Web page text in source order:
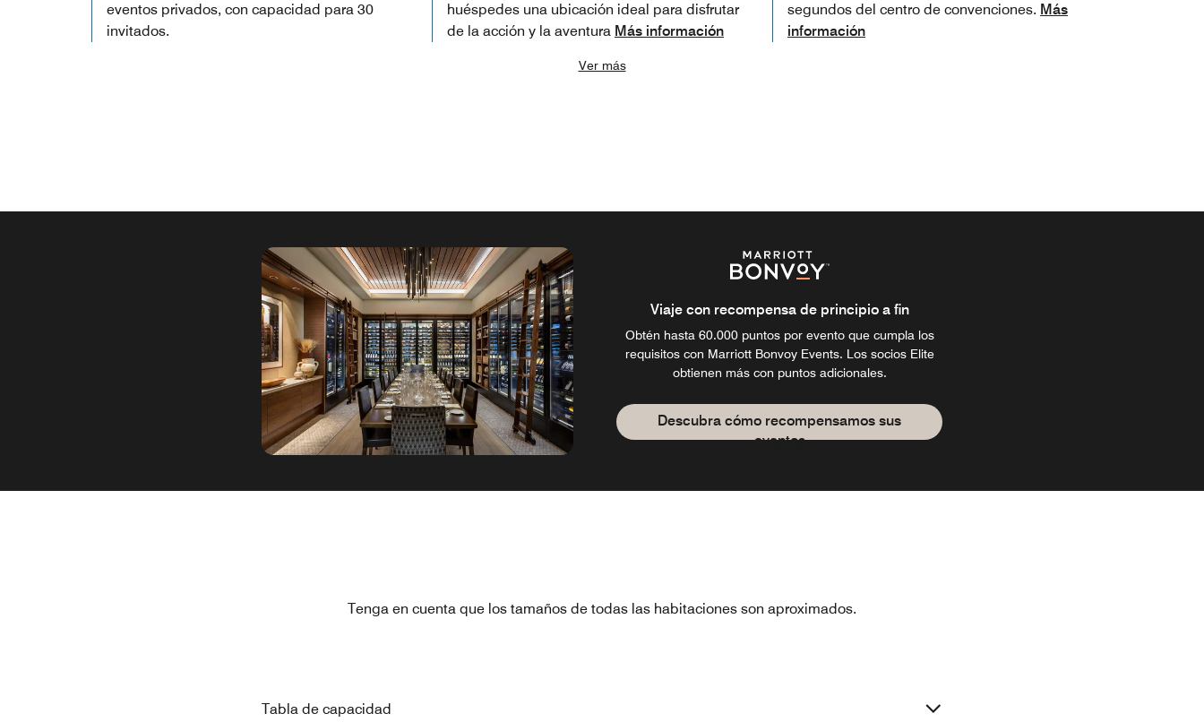
eventos privados, con capacidad para 30
invitados.
huéspedes una ubicación ideal para disfrutar
de la acción y la aventura Más información
segundos del centro de convenciones. Más
información
Ver más
Viaje con recompensa de principio a fin
Obtén hasta 60.000 puntos por evento que cumpla los
requisitos con Marriott Bonvoy Events. Los socios Elite
obtienen más con puntos adicionales.
Descubra cómo recompensamos sus
eventos
Tenga en cuenta que los tamaños de todas las habitaciones son aproximados.
Tabla de capacidad